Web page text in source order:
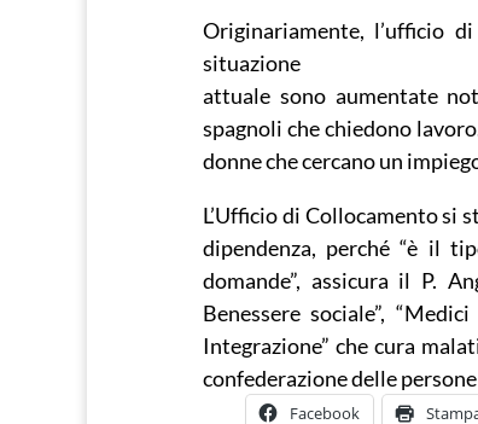
Originariamente, l’ufficio
situazione
attuale sono aumentate
spagnoli che chiedono
donne che cercano un
L’Ufficio di Collocamento si
dipendenza, perché “è il
domande”, assicura il P.
Benessere sociale”,
Integrazione” che cura
confederazione delle
Facebook